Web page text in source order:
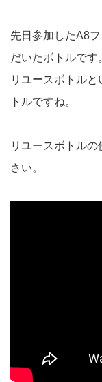
先日参加したA8
だいたボトルです
リユースボトル
トルですね。
リユースボトル
さい。